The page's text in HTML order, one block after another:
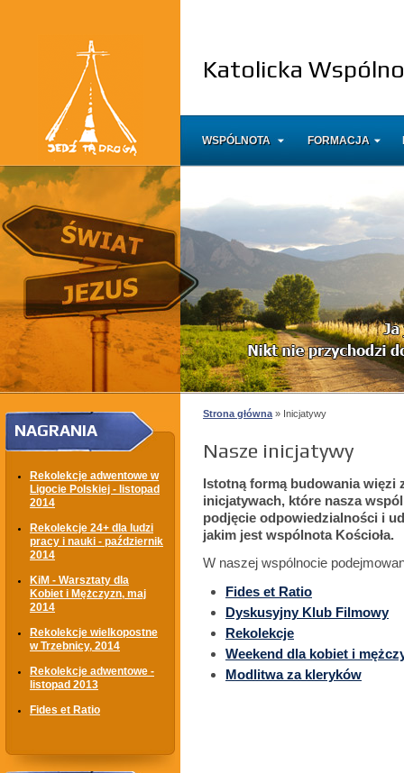
Katolicka
WSPÓLNOTA FORMACJA
NAGRANIA
Rekolekcje adwentowe w
Ligocie Polskiej - listopad
2014
Rekolekcje 24+ dla ludzi
pracy i nauki - październik
2014
KiM - Warsztaty dla
Kobiet i Mężczyzn, maj
2014
Rekolekcje wielkopostne
w Trzebnicy, 2014
Rekolekcje adwentowe -
listopad 2013
Fides et Ratio
Strona główna » Inicjatywy
Nasze inicjatywy
Istotną formą budowania więzi
inicjatywach, które nasza
podjęcie odpowiedzialności i
jakim jest wspólnota Kościoła.
W naszej wspólnocie
Fides et Ratio
Dyskusyjny Klub Filmowy
Rekolekcje
Weekend dla kobiet i
Modlitwa za kleryków